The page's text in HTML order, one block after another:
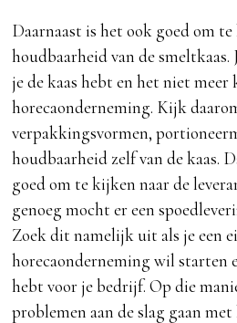
Daarnaast is het ook goed om
houdbaarheid van de
je de kaas hebt en het niet
horecaonderneming. Kijk
verpakkingsvormen,
houdbaarheid zelf van de kaas.
goed om te kijken naar de
genoeg mocht er een
Zoek dit namelijk uit als je een
horecaonderneming wil starten
hebt voor je bedrijf. Op die
problemen aan de slag gaan